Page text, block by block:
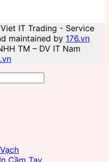
IT Trading - Service
maintained by 176.vn
TM – DV IT Nam
Cầm Tay